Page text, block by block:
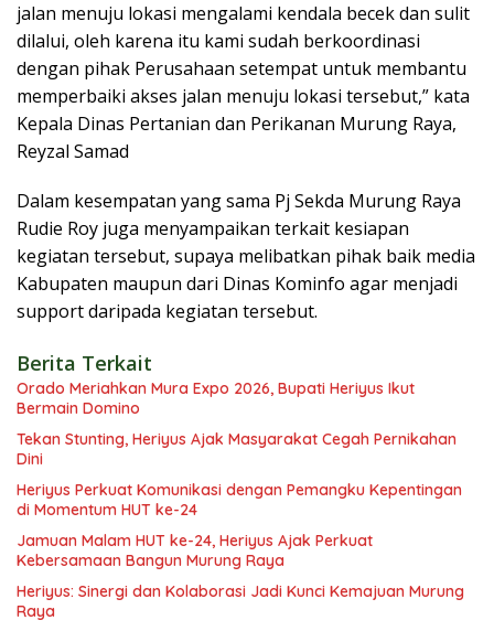
jalan menuju lokasi mengalami kendala becek dan sulit
dilalui, oleh karena itu kami sudah berkoordinasi
dengan pihak Perusahaan setempat untuk membantu
memperbaiki akses jalan menuju lokasi tersebut,” kata
Kepala Dinas Pertanian dan Perikanan Murung Raya,
Reyzal Samad
Dalam kesempatan yang sama Pj Sekda Murung Raya
Rudie Roy juga menyampaikan terkait kesiapan
kegiatan tersebut, supaya melibatkan pihak baik media
Kabupaten maupun dari Dinas Kominfo agar menjadi
support daripada kegiatan tersebut.
Berita Terkait
Orado Meriahkan Mura Expo 2026, Bupati Heriyus Ikut
Bermain Domino
Tekan Stunting, Heriyus Ajak Masyarakat Cegah Pernikahan
Dini
Heriyus Perkuat Komunikasi dengan Pemangku Kepentingan
di Momentum HUT ke-24
Jamuan Malam HUT ke-24, Heriyus Ajak Perkuat
Kebersamaan Bangun Murung Raya
Heriyus: Sinergi dan Kolaborasi Jadi Kunci Kemajuan Murung
Raya